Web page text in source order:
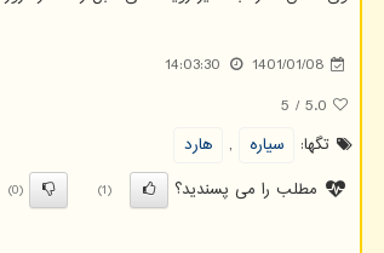
1401/01/08
14:03:30
5.0
/
5
تگها:
سیاره ,
هارد
مطلب را می پسندید؟
(1)
(0)